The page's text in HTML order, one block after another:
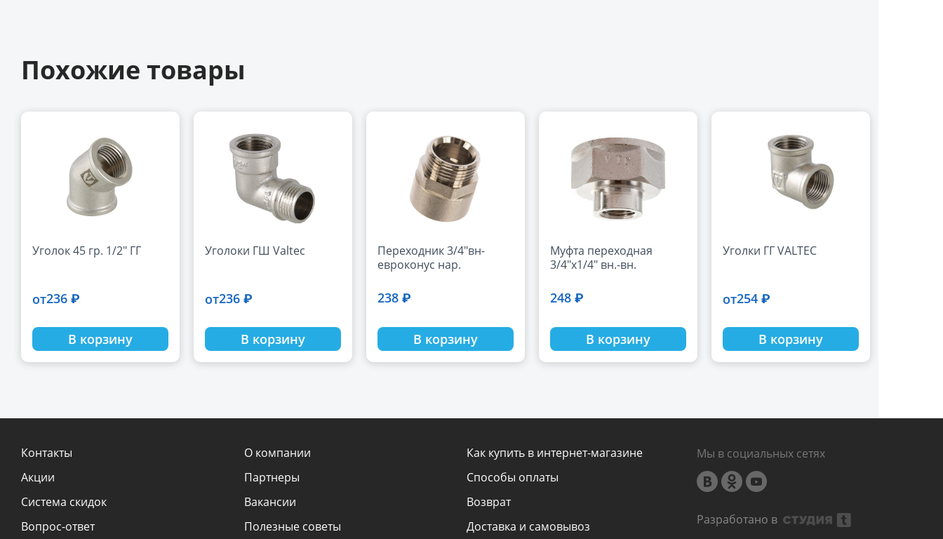
Похожие товары
Уголок 45 гр. 1/2" ГГ
от236 ₽
В корзину
Уголоки ГШ Valtec
от236 ₽
В корзину
Переходник 3/4"вн-
евроконус нар.
238 ₽
В корзину
Муфта переходная
3/4"х1/4" вн.-вн.
248 ₽
В корзину
Уголки ГГ VALTEC
от254 ₽
В корзину
Контакты
Акции
Система скидок
Вопрос-ответ
О компании
Партнеры
Вакансии
Полезные советы
Как купить в интернет-магазине
Способы оплаты
Возврат
Доставка и самовывоз
Мы в социальных сетях
Разработано в